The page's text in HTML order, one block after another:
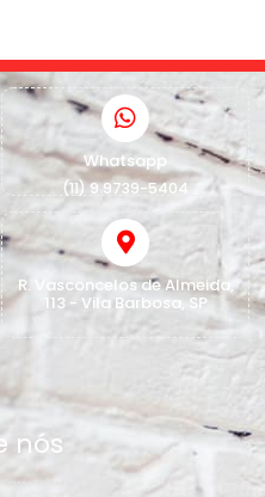
Whatsapp
(11) 9 9739-5404
R. Vasconcelos de Almeida,
113 - Vila Barbosa, SP
nós